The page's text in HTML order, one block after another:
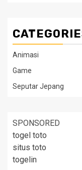
Animasi
Game
Seputar Jepang
SPONSORED
togel toto
situs toto
togelin